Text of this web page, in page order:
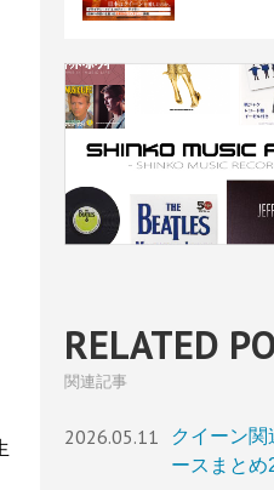
RELATED
関連記事
2026.05.11
クイーン
ースまとめ